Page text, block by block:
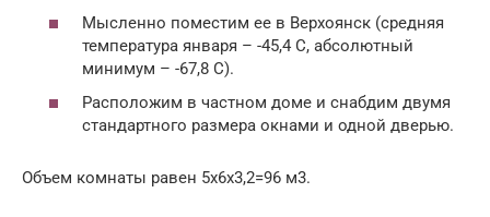
Мысленно поместим ее в Верхоянск (средняя
температура января – -45,4 С, абсолютный
минимум – -67,8 С).
Расположим в частном доме и снабдим двумя
стандартного размера окнами и одной дверью.
Объем комнаты равен 5х6х3,2=96 м3.